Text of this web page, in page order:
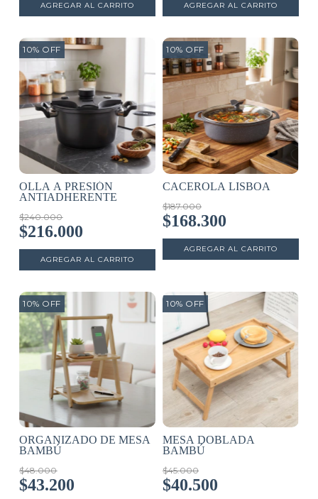
10% OFF
OLLA A PRESIÓN
ANTIADHERENTE
$240.000
$216.000
10% OFF
CACEROLA LISBOA
$187.000
$168.300
10% OFF
ORGANIZADO DE MESA
BAMBÚ
$48.000
$43.200
10% OFF
MESA DOBLADA
BAMBÚ
$45.000
$40.500